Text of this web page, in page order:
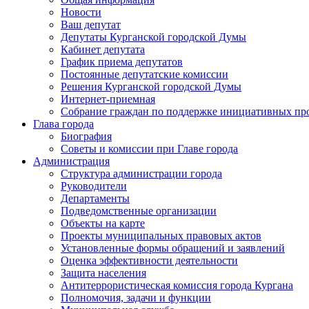
Новости
Ваш депутат
Депутаты Курганской городской Думы
Кабинет депутата
График приема депутатов
Постоянные депутатские комиссии
Решения Курганской городской Думы
Интернет-приемная
Собрание граждан по поддержке инициативных
Глава города
Биография
Советы и комиссии при Главе города
Администрация
Структура администрации города
Руководители
Департаменты
Подведомственные организации
Объекты на карте
Проекты муниципальных правовых актов
Установленные формы обращений и заявлений
Оценка эффективности деятельности
Защита населения
Антитеррористическая комиссия города Кургана
Полномочия, задачи и функции